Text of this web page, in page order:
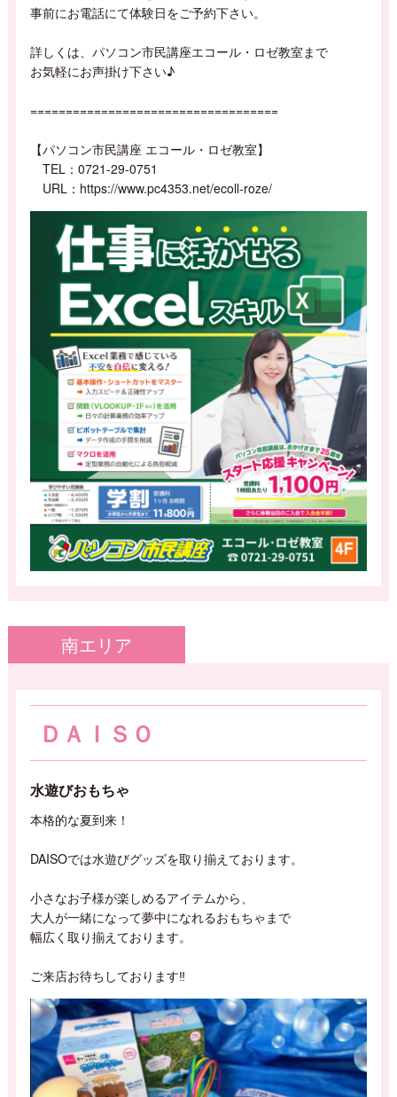
事前にお電話にて体験日をご予約下さい。
詳しくは、パソコン市民講座エコール・ロゼ教室まで
お気軽にお声掛け下さい♪
===================================
【パソコン市民講座 エコール・ロゼ教室】
TEL：0721-29-0751
URL：https://www.pc4353.net/ecoll-roze/
南エリア
ＤＡＩＳＯ
水遊びおもちゃ
本格的な夏到来！
DAISOでは水遊びグッズを取り揃えております。
小さなお子様が楽しめるアイテムから、
大人が一緒になって夢中になれるおもちゃまで
幅広く取り揃えております。
ご来店お待ちしております‼